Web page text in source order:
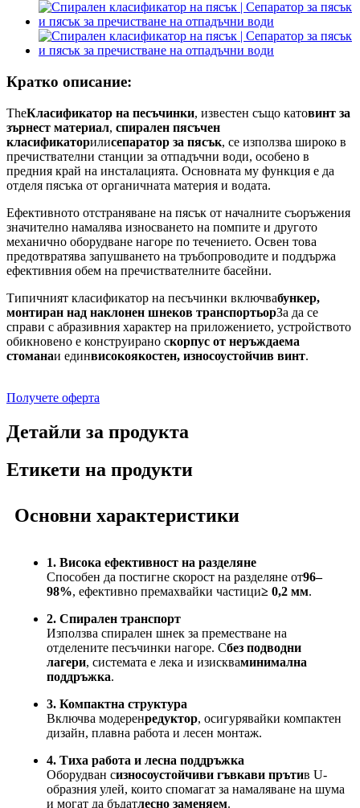
Кратко описание:
TheКласификатор на песъчинки, известен също катовинт за
зърнест материал, спирален пясъчен
класификаторилисепаратор за пясък, се използва широко в
пречиствателни станции за отпадъчни води, особено в
предния край на инсталацията. Основната му функция е да
отделя пясъка от органичната материя и водата.
Ефективното отстраняване на пясък от началните съоръжения
значително намалява износването на помпите и другото
механично оборудване нагоре по течението. Освен това
предотвратява запушването на тръбопроводите и поддържа
ефективния обем на пречиствателните басейни.
Типичният класификатор на песъчинки включвабункер,
монтиран над наклонен шнеков транспортьорЗа да се
справи с абразивния характер на приложението, устройството
обикновено е конструирано скорпус от неръждаема
стоманаи единвисокоякостен, износоустойчив винт.
Получете оферта
Детайли за продукта
Етикети на продукти
Основни характеристики
1. Висока ефективност на разделяне
Способен да постигне скорост на разделяне от96–
98%, ефективно премахвайки частици≥ 0,2 мм.
2. Спирален транспорт
Използва спирален шнек за преместване на
отделените песъчинки нагоре. Сбез подводни
лагери, системата е лека и изискваминимална
поддръжка.
3. Компактна структура
Включва модеренредуктор, осигурявайки компактен
дизайн, плавна работа и лесен монтаж.
4. Тиха работа и лесна поддръжка
Оборудван сизносоустойчиви гъвкави прътив U-
образния улей, които спомагат за намаляване на шума
и могат да бъдатлесно заменяем.